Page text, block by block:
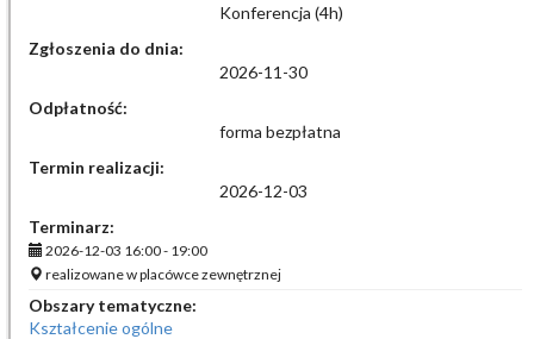
Konferencja (4h)
Zgłoszenia do dnia:
2026-11-30
Odpłatność:
forma bezpłatna
Termin realizacji:
2026-12-03
Terminarz:
2026-12-03 16:00 - 19:00
realizowane w placówce zewnętrznej
Obszary tematyczne:
Kształcenie ogólne